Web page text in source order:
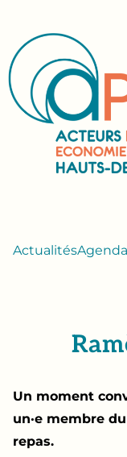
ActualitésAgenda
Un moment
un·e membre
repas.